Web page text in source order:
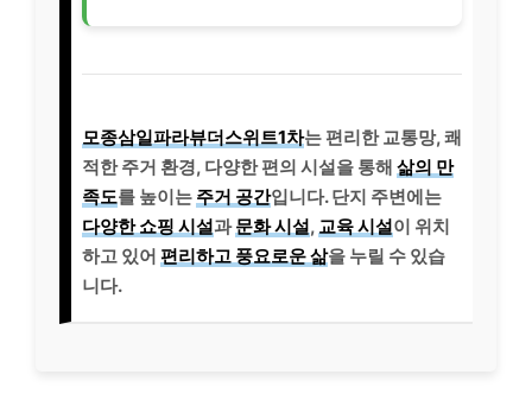
모종삼일파라뷰더스위트1차는 편리한 교통망, 쾌
적한 주거 환경, 다양한 편의 시설을 통해 삶의 만
족도를 높이는 주거 공간입니다. 단지 주변에는
다양한 쇼핑 시설과문화 시설, 교육 시설이 위치
하고 있어 편리하고 풍요로운 삶을 누릴 수 있습
니다.